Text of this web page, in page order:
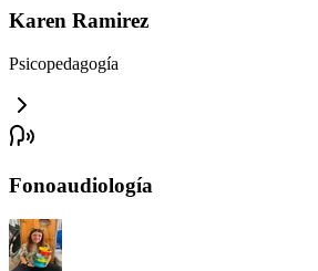
Karen Ramirez
Psicopedagogía
Fonoaudiología